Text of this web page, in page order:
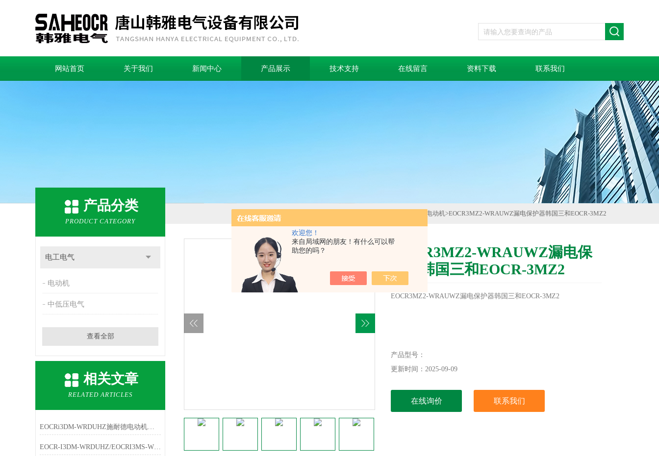
欢迎您！
来自局域网的朋友！有什么可以帮
助您的吗？
网站首页 关于我们 新闻中心 产品展示 技术支持 在线留言 资料下载 联系我们
产品分类
PRODUCT CATEGORY
电工电气
电动机
中低压电气
查看全部
相关文章
RELATED ARTICLES
EOCRi3DM-WRDUHZ施耐德电动机保护器技术说明
EOCR-I3DM-WRDUHZ/EOCRI3MS-WRDUHZ施耐德原装电动机保护器简介
电动机>EOCR3MZ2-WRAUWZ漏电保护器韩国三和EOCR-3MZ2
EOCR3MZ2-WRAUWZ漏电保
护器韩国三和EOCR-3MZ2
EOCR3MZ2-WRAUWZ漏电保护器韩国三和EOCR-3MZ2
产品型号：
更新时间：2025-09-09
在线询价 联系我们